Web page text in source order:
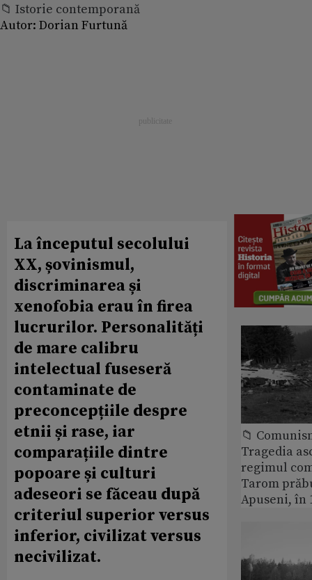
📁 Istorie contemporană
Autor: Dorian Furtună
La începutul secolului
XX, șovinismul,
discriminarea și
xenofobia erau în firea
lucrurilor. Personalități
de mare calibru
intelectual fuseseră
contaminate de
preconcepțiile despre
etnii și rase, iar
comparațiile dintre
popoare și culturi
adeseori se făceau după
criteriul superior versus
inferior, civilizat versus
necivilizat.
📁
Tragedia
regimul
Tarom
Apuseni, în